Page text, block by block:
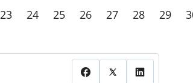
23 24 25 26 27 28 29